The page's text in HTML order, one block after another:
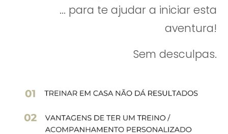
... para te ajudar a iniciar esta
aventura!
Sem desculpas.